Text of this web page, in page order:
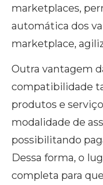
marketplaces,
automática dos
marketplace,
Outra vantagem
compatibilidade
produtos e
modalidade de
possibilitando
Dessa forma, o
completa para